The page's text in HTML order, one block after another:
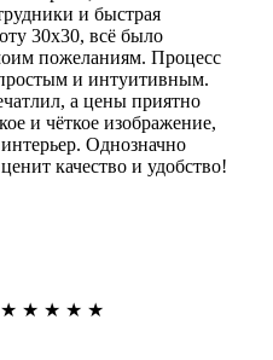
и быстрая
30х30, всё было
пожеланиям. Процесс
и интуитивным.
а цены приятно
и чёткое изображение,
Однозначно
качество и удобство!
★ ★ ★ ★ ★